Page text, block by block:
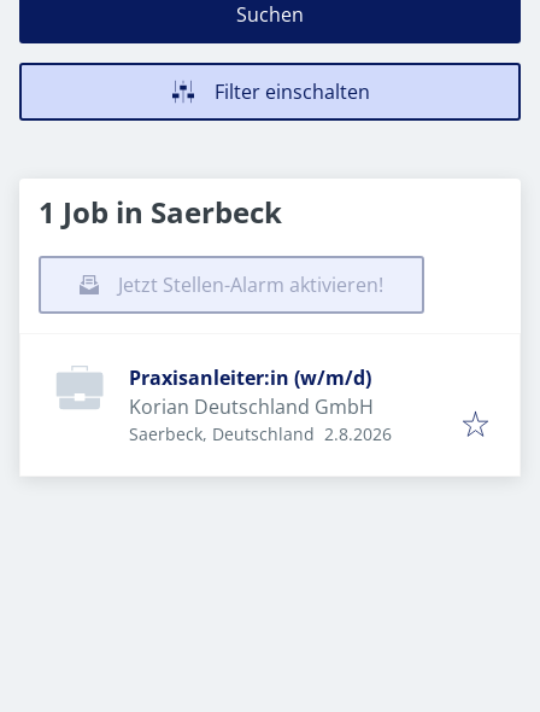
Suchen
Filter einschalten
1 Job in Saerbeck
Jetzt Stellen-Alarm aktivieren!
Praxisanleiter:in (w/m/d)
Korian Deutschland GmbH
Saerbeck, Deutschland Veröffentlicht
2.8.2026